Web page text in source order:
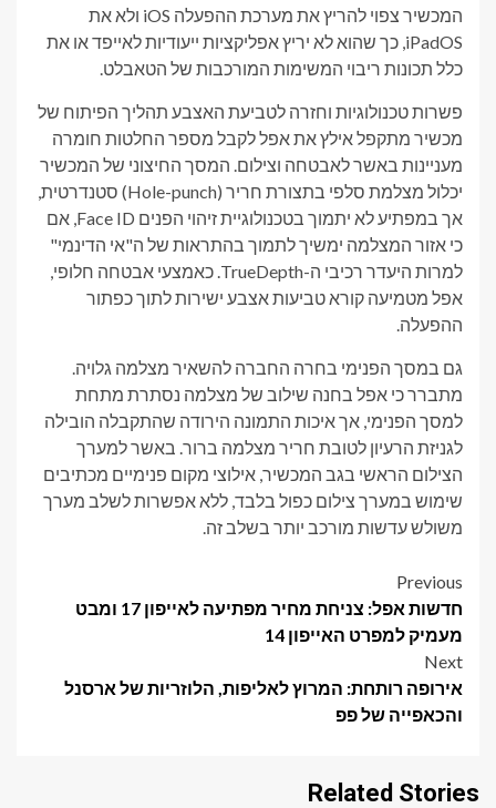
המכשיר צפוי להריץ את מערכת ההפעלה iOS ולא את
iPadOS, כך שהוא לא יריץ אפליקציות ייעודיות לאייפד או את
כלל תכונות ריבוי המשימות המורכבות של הטאבלט.
פשרות טכנולוגיות וחזרה לטביעת האצבע תהליך הפיתוח של
מכשיר מתקפל אילץ את אפל לקבל מספר החלטות חומרה
מעניינות באשר לאבטחה וצילום. המסך החיצוני של המכשיר
יכלול מצלמת סלפי בתצורת חריר (Hole-punch) סטנדרטית,
אך במפתיע לא יתמוך בטכנולוגיית זיהוי הפנים Face ID, אם
כי אזור המצלמה ימשיך לתמוך בהתראות של ה"אי הדינמי"
למרות היעדר רכיבי ה-TrueDepth. כאמצעי אבטחה חלופי,
אפל מטמיעה קורא טביעות אצבע ישירות לתוך כפתור
ההפעלה.
גם במסך הפנימי בחרה החברה להשאיר מצלמה גלויה.
מתברר כי אפל בחנה שילוב של מצלמה נסתרת מתחת
למסך הפנימי, אך איכות התמונה הירודה שהתקבלה הובילה
לגניזת הרעיון לטובת חריר מצלמה ברור. באשר למערך
הצילום הראשי בגב המכשיר, אילוצי מקום פנימיים מכתיבים
שימוש במערך צילום כפול בלבד, ללא אפשרות לשלב מערך
משולש עדשות מורכב יותר בשלב זה.
Post
navigation
Previous
חדשות אפל: צניחת מחיר מפתיעה לאייפון 17 ומבט
מעמיק למפרט האייפון 14
Next
אירופה רותחת: המרוץ לאליפות, הלוזריות של ארסנל
והכאפייה של פפ
Related Stories